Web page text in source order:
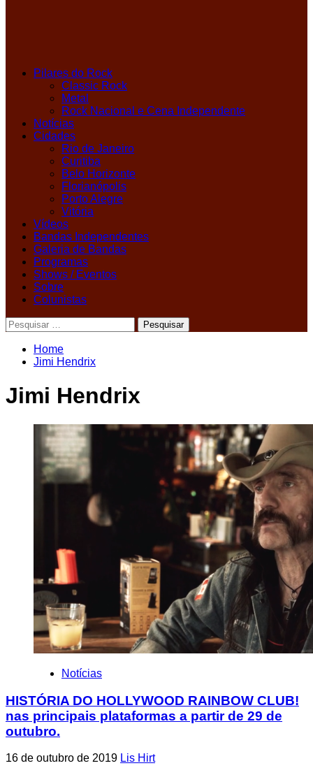
Pilares do Rock
Classic Rock
Metal
Rock Nacional e Cena Independente
Notícias
Cidades
Rio de Janeiro
Curitiba
Belo Horizonte
Florianópolis
Porto Alegre
Vitória
Vídeos
Bandas Independentes
Galeria de Bandas
Programas
Shows / Eventos
Sobre
Colunistas
Pesquisar
por:
Home
Jimi Hendrix
Jimi Hendrix
Notícias
HISTÓRIA DO HOLLYWOOD RAINBOW CLUB!
nas principais plataformas a partir de 29 de
outubro.
16 de outubro de 2019 Lis Hirt